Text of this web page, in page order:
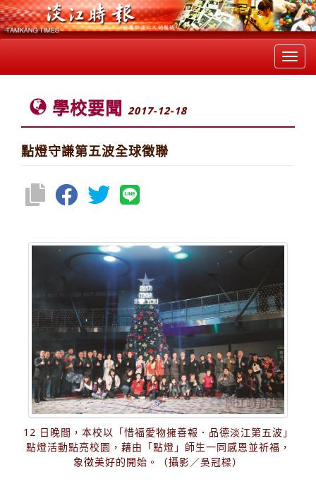
學校要聞 2017-12-18
點燈守謙第五波全球徵聯
12 日晚間，本校以「惜福愛物擁善報．品德淡江第五波」
點燈活動點亮校園，藉由「點燈」師生一同感恩並祈福，
象徵美好的開始。（攝影／吳冠樑）